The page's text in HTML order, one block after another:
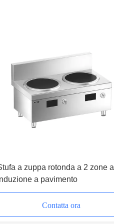
a zuppa rotonda a 2 zone a
a pavimento
Contatta ora